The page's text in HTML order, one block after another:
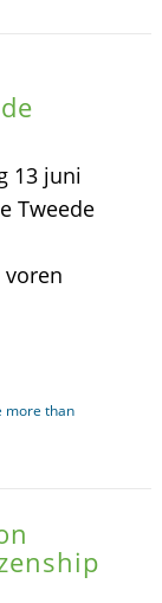
13 juni
Tweede
more than